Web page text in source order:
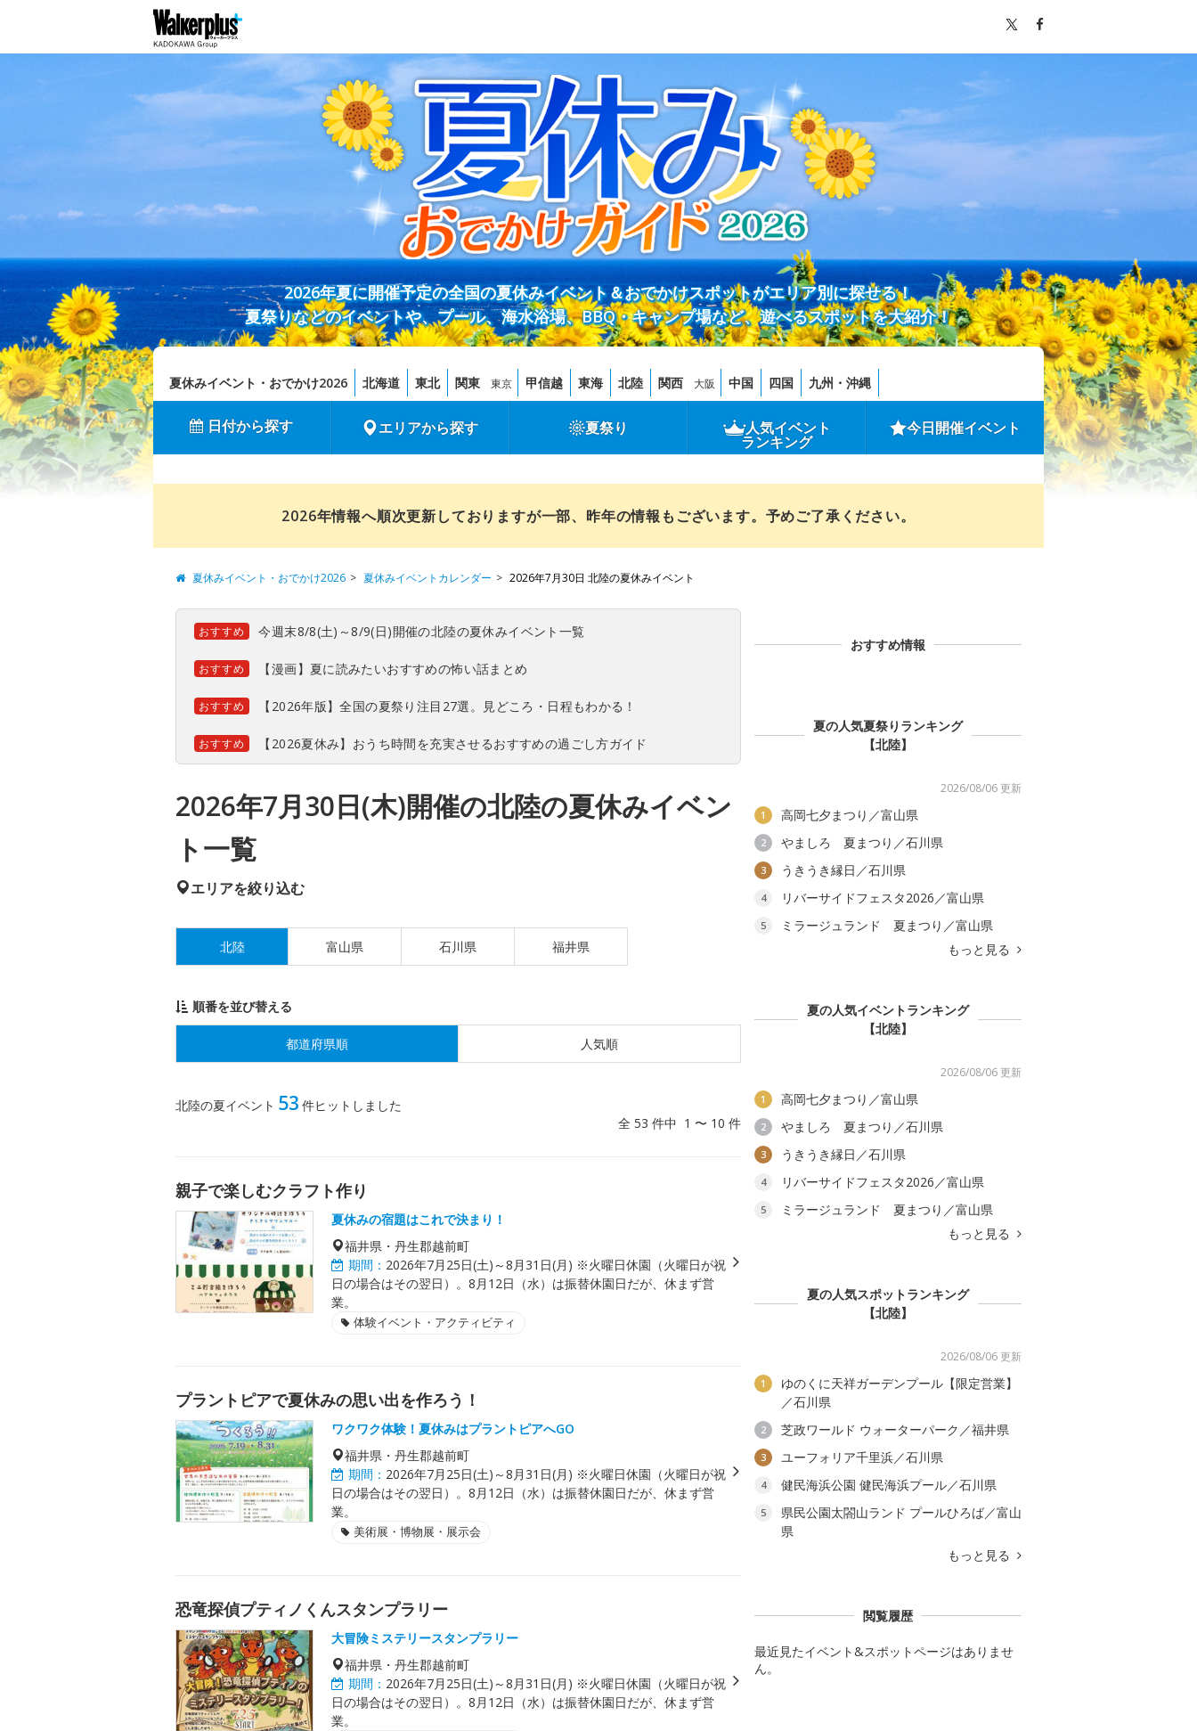
2026年夏に開催予定の全国の夏休みイベント＆おでかけスポットがエリア別に探せる！
夏祭りなどのイベントや、プール、海水浴場、BBQ・キャンプ場など、遊べるスポットを大紹介！
夏休みイベント・おでかけ2026 北海道 東北 関東 東京 甲信越 東海 北陸 関西 大阪 中国 四国 九州・沖縄
日付から探す エリアから探す 夏祭り 人気イベント
ランキング
今日開催イベント
2026年情報へ順次更新しておりますが一部、昨年の情報もございます。予めご了承ください。
夏休みイベント・おでかけ2026 夏休みイベントカレンダー 2026年7月30日 北陸の夏休みイベント
おすすめ 今週末8/8(土)～8/9(日)開催の北陸の夏休みイベント一覧
おすすめ 【漫画】夏に読みたいおすすめの怖い話まとめ
おすすめ 【2026年版】全国の夏祭り注目27選。見どころ・日程もわかる！
おすすめ 【2026夏休み】おうち時間を充実させるおすすめの過ごし方ガイド
2026年7月30日(木)開催の北陸の夏休みイベン
ト一覧
エリアを絞り込む
北陸 富山県 石川県 福井県
順番を並び替える
都道府県順 人気順
北陸の夏イベント 53 件ヒットしました
全 53 件中 1 〜 10 件
親子で楽しむクラフト作り
夏休みの宿題はこれで決まり！
福井県・丹生郡越前町
期間： 2026年7月25日(土)～8月31日(月) ※火曜日休園（火曜日が祝
日の場合はその翌日）。8月12日（水）は振替休園日だが、休まず営
業。
体験イベント・アクティビティ
プラントピアで夏休みの思い出を作ろう！
ワクワク体験！夏休みはプラントピアへGO
福井県・丹生郡越前町
期間： 2026年7月25日(土)～8月31日(月) ※火曜日休園（火曜日が祝
日の場合はその翌日）。8月12日（水）は振替休園日だが、休まず営
業。
美術展・博物展・展示会
恐竜探偵プティノくんスタンプラリー
大冒険ミステリースタンプラリー
福井県・丹生郡越前町
期間： 2026年7月25日(土)～8月31日(月) ※火曜日休園（火曜日が祝
日の場合はその翌日）。8月12日（水）は振替休園日だが、休まず営
業。
おすすめ情報
夏の人気夏祭りランキング
【北陸】
2026/08/06 更新
1 高岡七夕まつり／富山県
2 やましろ 夏まつり／石川県
3 うきうき縁日／石川県
4 リバーサイドフェスタ2026／富山県
5
ミラージュランド 夏まつり／富山県
もっと見る
夏の人気イベントランキング
【北陸】
2026/08/06 更新
1 高岡七夕まつり／富山県
2 やましろ 夏まつり／石川県
3 うきうき縁日／石川県
4 リバーサイドフェスタ2026／富山県
5
ミラージュランド 夏まつり／富山県
もっと見る
夏の人気スポットランキング
【北陸】
2026/08/06 更新
1
ゆのくに天祥ガーデンプール【限定営業】
／石川県
2 芝政ワールド ウォーターパーク／福井県
3 ユーフォリア千里浜／石川県
4 健民海浜公園 健民海浜プール／石川県
5
県民公園太閤山ランド プールひろば／富山
県
もっと見る
閲覧履歴
最近見たイベント&スポットページはありませ
ん。